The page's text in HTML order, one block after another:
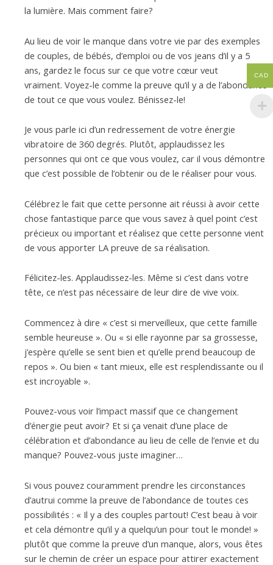
la lumière. Mais comment faire?
Au lieu de voir le manque dans votre vie par des exemples
de couples, de bébés, d’emploi ou de vos jeans d’il y a 5
ans, gardez le focus sur ce que votre cœur veut
vraiment. Voyez-le comme la preuve qu’il y a de l’abondance
de tout ce que vous voulez. Bénissez-le!
Je vous parle ici d’un redressement de votre énergie
vibratoire de 360 degrés. Plutôt, applaudissez les
personnes qui ont ce que vous voulez, car il vous démontre
que c’est possible de l’obtenir ou de le réaliser pour vous.
Célébrez le fait que cette personne ait réussi à avoir cette
chose fantastique parce que vous savez à quel point c’est
précieux ou important et réalisez que cette personne vient
de vous apporter LA preuve de sa réalisation.
Félicitez-les. Applaudissez-les. Même si c’est dans votre
tête, ce n’est pas nécessaire de leur dire de vive voix.
Commencez à dire « c’est si merveilleux, que cette famille
semble heureuse ». Ou « si elle rayonne par sa grossesse,
j’espère qu’elle se sent bien et qu’elle prend beaucoup de
repos ». Ou bien « tant mieux, elle est resplendissante ou il
est incroyable ».
Pouvez-vous voir l’impact massif que ce changement
d’énergie peut avoir? Et si ça venait d’une place de
célébration et d’abondance au lieu de celle de l’envie et du
manque? Pouvez-vous juste imaginer…
Si vous pouvez couramment prendre les circonstances
d’autrui comme la preuve de l’abondance de toutes ces
possibilités : « Il y a des couples partout! C’est beau à voir
et cela démontre qu’il y a quelqu’un pour tout le monde! »
plutôt que comme la preuve d’un manque, alors, vous êtes
sur le chemin de créer un espace pour attirer exactement
CAD